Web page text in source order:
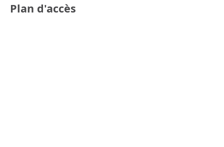
Plan d'accès